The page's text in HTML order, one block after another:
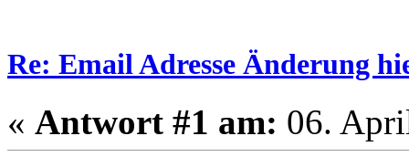
Re: Email Adresse Änderung
« Antwort #1 am: 06.